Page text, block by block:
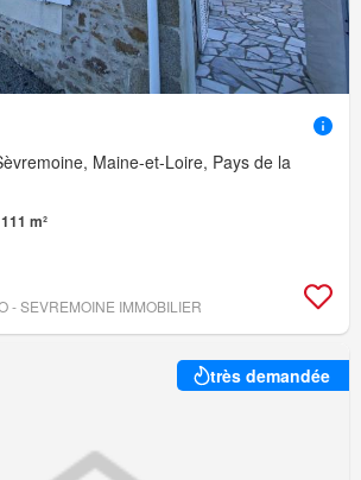
Maine-et-Loire, Pays de la
111 m²
- SEVREMOINE IMMOBILIER
très demandée